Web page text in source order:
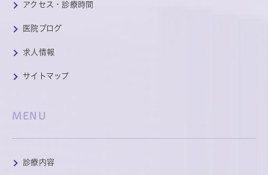
アクセス・診療時間
医院ブログ
求人情報
サイトマップ
MENU
診療内容